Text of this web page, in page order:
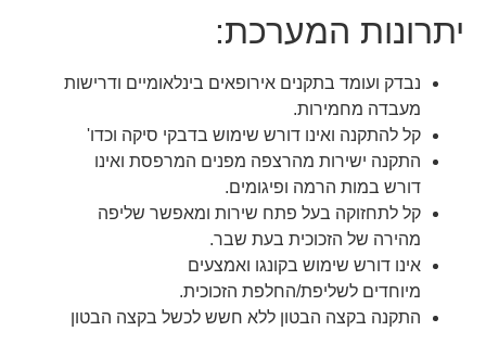
יתרונות המערכת:
נבדק ועומד בתקנים אירופאים בינלאומיים ודרישות
מעבדה מחמירות.
קל להתקנה ואינו דורש שימוש בדבקי סיקה וכדו'
התקנה ישירות מהרצפה מפנים המרפסת ואינו
דורש במות הרמה ופיגומים.
קל לתחזוקה בעל פתח שירות ומאפשר שליפה
מהירה של הזכוכית בעת שבר.
אינו דורש שימוש בקונגו ואמצעים
מיוחדים לשליפת/החלפת הזכוכית.
התקנה בקצה הבטון ללא חשש לכשל בקצה הבטון